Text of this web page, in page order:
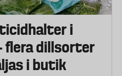
i
flera dillsorter
i butik